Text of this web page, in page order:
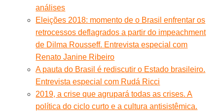
análises
Eleições 2018: momento de o Brasil enfrentar os
retrocessos deflagrados a partir do impeachment
de Dilma Rousseff. Entrevista especial com
Renato Janine Ribeiro
A pauta do Brasil é rediscutir o Estado brasileiro.
Entrevista especial com Rudá Ricci
2019, a crise que agrupará todas as crises. A
política do ciclo curto e a cultura antisistêmica.